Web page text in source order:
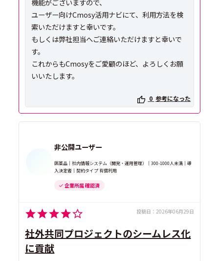
機能がございますので、
ユーザー向けCmosy活用ナビにて、利用方法を検
索いただけますと幸いです。
もしくは弊社担当へご連絡いただけますと幸いで
す。
これからもCmosyをご愛顧のほど、よろしくお願
いいたします。
0 参考になった
非公開ユーザー
医薬品｜社内情報システム（開発・運用管理）｜300-1000人未満｜導
入決定者｜契約タイプ 有償利用
企業所属 確認済
投稿日： 2026年06月29日
社外共同プロジェクトのシームレス化
に貢献